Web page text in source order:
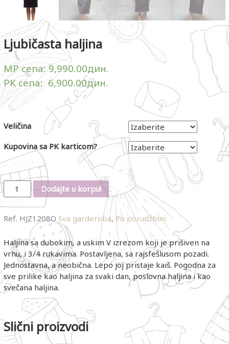
Ljubičasta haljina
MP cena:9,990.00дин.
PK cena:6,900.00дин.
Veličina
Kupovina sa PK karticom?
Količina Dodajte u korpu!
Ref. HJZ1208O Sva garderoba, Po porudžbini
Haljina sa dubokim, a uskim V izrezom koji je prišiven na
vrhu, i 3/4 rukavima. Postavljena, sa rajsfešlusom pozadi.
Jednostavna, a neobična. Lepo joj pristaje kaiš. Pogodna za
sve prilike kao haljina za svaki dan, poslovna haljina i kao
svečana haljina.
Slični proizvodi